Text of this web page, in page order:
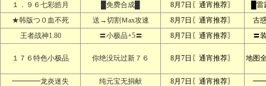
１．９６七彩皓月 █免费合成█ 8月7日〖通宵推荐〗
█
★韩版つ０血不死
送→切割Ｍax攻速 8月7日〖通宵推荐〗
古
王者战神1.80
〓小极品+5〓 8月7日〖通宵推荐〗 〓
１７６特色小极品 你绝没玩过新７６ 8月7日〖通宵推荐〗 地图
━━━━龙炎迷失 纯元宝无捐献 8月7日〖通宵推荐〗
━━